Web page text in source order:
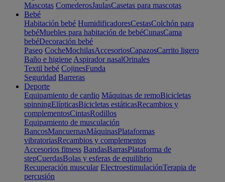
Mascotas ComederosJaulasCasetas para mascotas
Bebé
Habitación bebé HumidificadoresCestasColchón para
bebéMuebles para habitación de bebéCunasCama
bebéDecoración bebé
Paseo CocheMochilasAccesoriosCapazosCarrito ligero
Baño e higiene Aspirador nasalOrinales
Textil bebé CojinesFunda
Seguridad Barreras
Deporte
Equipamiento de cardio Máquinas de remoBicicletas
spinningElípticasBicicletas estáticasRecambios y
complementosCintasRodillos
Equipamiento de musculación
BancosMancuernasMáquinasPlataformas
vibratoriasRecambios y complementos
Accesorios fitness BandasBarrasPlataforma de
stepCuerdasBolas y esferas de equilibrio
Recuperación muscular ElectroestimulaciónTerapia de
percusión